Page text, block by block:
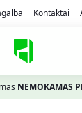
Kontaktai
NEMOKAMAS